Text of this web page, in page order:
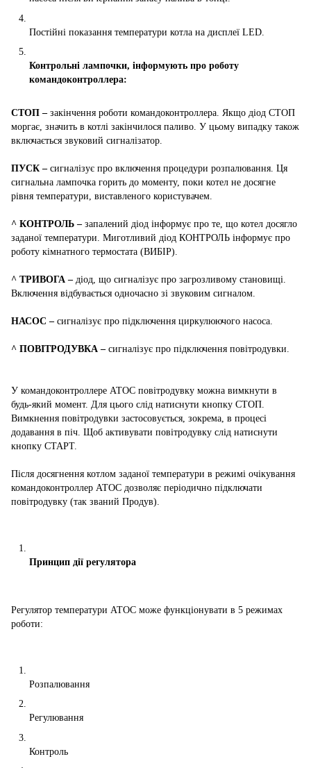
Постійні показання температури котла на дисплеї LED.
Контрольні лампочки, інформують про роботу
командоконтроллера:
СТОП – закінчення роботи командоконтроллера. Якщо діод СТОП
моргає, значить в котлі закінчилося паливо. У цьому випадку також
включається звуковий сигналізатор.
ПУСК – сигналізує про включення процедури розпалювання. Ця
сигнальна лампочка горить до моменту, поки котел не досягне
рівня температури, виставленого користувачем.
^ КОНТРОЛЬ – запалений діод інформує про те, що котел досягло
заданої температури. Миготливий діод КОНТРОЛЬ інформує про
роботу кімнатного термостата (ВИБІР).
^ ТРИВОГА – діод, що сигналізує про загрозливому становищі.
Включення відбувається одночасно зі звуковим сигналом.
НАСОС – сигналізує про підключення циркулюючого насоса.
^ ПОВІТРОДУВКА – сигналізує про підключення повітродувки.
У командоконтроллере АТОС повітродувку можна вимкнути в
будь-який момент. Для цього слід натиснути кнопку СТОП.
Вимкнення повітродувки застосовується, зокрема, в процесі
додавання в піч. Щоб активувати повітродувку слід натиснути
кнопку СТАРТ.
Після досягнення котлом заданої температури в режимі очікування
командоконтроллер АТОС дозволяє періодично підключати
повітродувку (так званий Продув).
Принцип дії регулятора
Регулятор температури АТОС може функціонувати в 5 режимах
роботи:
Розпалювання
Регулювання
Контроль